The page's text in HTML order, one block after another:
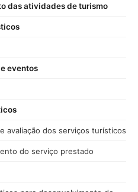
das atividades de turismo
eventos
avaliação dos serviços turísticos
do serviço prestado